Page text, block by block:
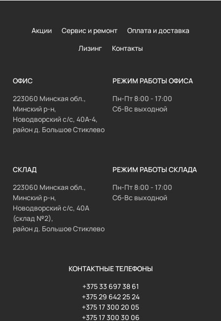
Акции Сервис и ремонт
Оплата и доставка
Лизинг
Контакты
ОФИС
223060 Минская обл.,
Минский р-н,
Новодворский с/с, 40А-4,
район д. Большое Стиклево
РЕЖИМ РАБОТЫ ОФИСА
Пн-Пт 8:00 - 17:00
Сб-Вс выходной
СКЛАД
223060 Минская обл.,
Минский р-н,
Новодворский с/с, 40А
(склад №2),
район д. Большое Стиклево
РЕЖИМ РАБОТЫ СКЛАДА
Пн-Пт 8:00 - 17:00
Сб-Вс выходной
КОНТАКТНЫЕ ТЕЛЕФОНЫ
+375 33 697 38 61
+375 29 642 25 24
+375 17 300 20 05
+375 17 300 30 06